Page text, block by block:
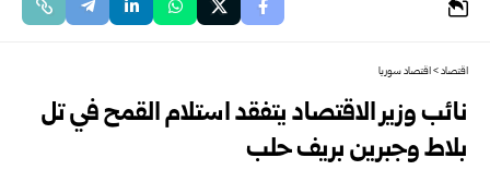
اقتصاد>اقتصاد سوريا
نائب وزير الاقتصاد يتفقد استلام القمح في تل
بلاط وجبرين بريف حلب